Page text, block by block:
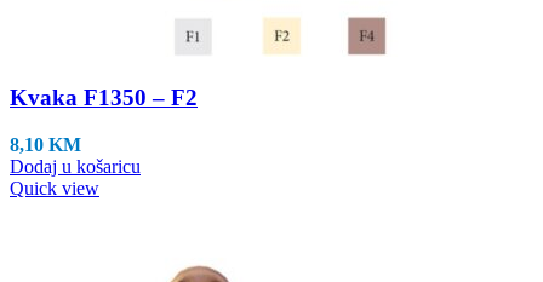
Kvaka F1350 – F2
8,10 KM
Dodaj u košaricu
Quick view